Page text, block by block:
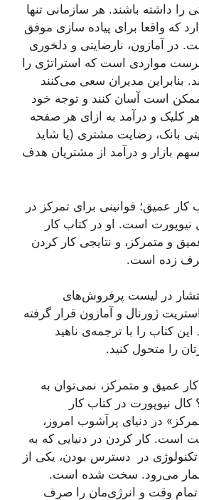
را داشته باشند. هر سازمانی تنها
که واقعا برای پیاده سازی موفق
در آمازون، نارضایتی و دلخوری
مواردی است که استراتژی را
مدیران سعی می‌کنند
ممکن است آسان کنند و توجه خود
هر کلیک و درآمد به ازای هر صفحه
بانک، رضایت مشتری (یا شاید
بازار و درآمد از مشتریان هدف
عمیق؛ قوانینی برای تمرکز در
نیوپورت است. او در کتاب کار
و متمرکز، و نتایجی کار کردن
زده است.
در لیست پرفروش‌های
ژورنال و آمازون قرار گرفته
کتاب را با ترجمه‌ی ناهید
را متحول کنید.
عمیق و متمرکز، نمی‌توان به
کال نیوپورت در کتاب کار
در دنیای پرآشوب امروز،
است. کار کردن در دنیایی که به
در دسترس بودن، یکی از
می‌رود. سخت شده است.
تمام وقت و انرژی‌مان را صرف